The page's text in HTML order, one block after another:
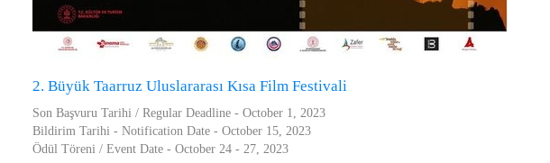
2. Büyük Taarruz Uluslararası Kısa Film Festivali
Son Başvuru Tarihi / Regular Deadline - October 1, 2023
Bildirim Tarihi - Notification Date - October 15, 2023
Ödül Töreni / Event Date - October 24 - 27, 2023